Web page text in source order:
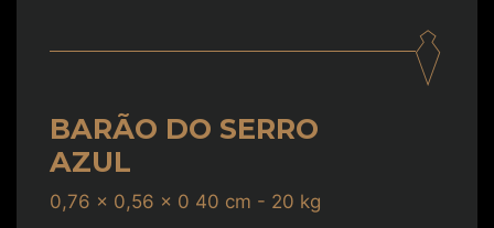
BARÃO DO SERRO
AZUL
0,76 x 0,56 x 0 40 cm - 20 kg